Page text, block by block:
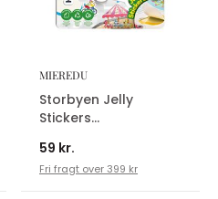
MIEREDU
Storbyen Jelly
Stickers
59 kr.
Fri fragt over 399 kr